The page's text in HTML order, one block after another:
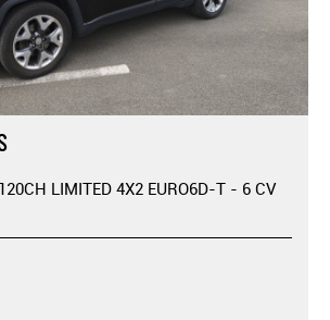
LIMITED 4X2 EURO6D-T - 6 CV